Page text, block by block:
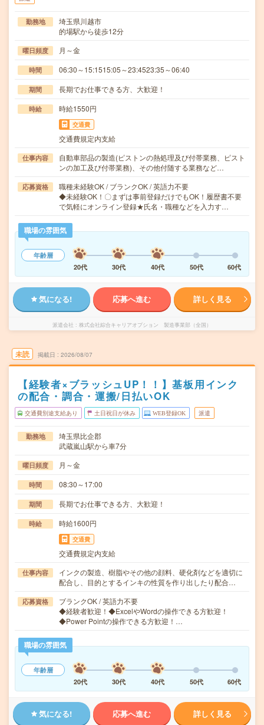
勤務地
埼玉県川越市
的場駅から徒歩12分
曜日頻度 月～金
時間 06:30～15:1515:05～23:4523:35～06:40
期間 長期でお仕事できる方、大歓迎！
時給 時給1550円
交通費
交通費規定内支給
仕事内容
自動車部品の製造(ピストンの熱処理及び付帯業務、ピスト
ンの加工及び付帯業務)、その他付随する業務など…
応募資格
職種未経験OK / ブランクOK / 英語力不要
◆未経験OK！〇まずは事前登録だけでもOK！履歴書不要
で気軽にオンライン登録★氏名・職種などを入力す…
職場の雰囲気
年齢層
20代
30代 40代 50代 60代
気になる! 応募へ進む 詳しく見る
派遣会社 株式会社綜合キャリアオプション 製造事業部（全国）
未読 掲載日 2026/08/07
【経験者×ブラッシュUP！！】基板用インク
の配合・調合・運搬/日払いOK
交通費別途支給あり 土日祝日が休み WEB登録OK 派遣
勤務地
埼玉県比企郡
武蔵嵐山駅から車7分
曜日頻度 月～金
時間 08:30～17:00
期間 長期でお仕事できる方、大歓迎！
時給 時給1600円
交通費
交通費規定内支給
仕事内容
インクの製造、樹脂やその他の顔料、硬化剤などを適切に
配合し、目的とするインキの性質を作り出したり配合…
応募資格
ブランクOK / 英語力不要
◆経験者歓迎！◆ExcelやWordの操作できる方歓迎！
◆Power Pointの操作できる方歓迎！…
職場の雰囲気
年齢層
20代
30代 40代 50代 60代
気になる! 応募へ進む 詳しく見る